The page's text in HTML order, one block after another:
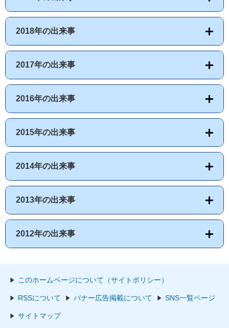
2018年の出来事
2017年の出来事
2016年の出来事
2015年の出来事
2014年の出来事
2013年の出来事
2012年の出来事
このホームページについて（サイトポリシー）
RSSについて バナー広告掲載について SNS一覧ページ
サイトマップ